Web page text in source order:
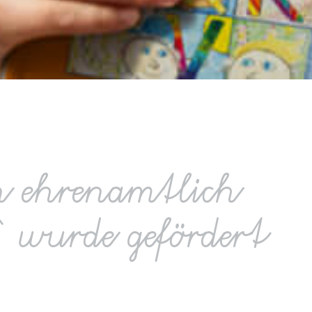
ehren­amtlich
wurde gefördert